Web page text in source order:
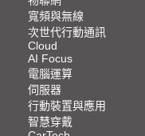
寬頻與無線
次世代行動通訊
Cloud
AI Focus
電腦運算
伺服器
行動裝置與應用
智慧穿戴